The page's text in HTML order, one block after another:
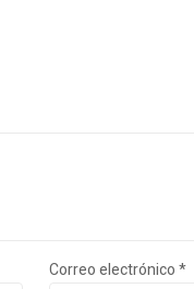
Correo electrónico*